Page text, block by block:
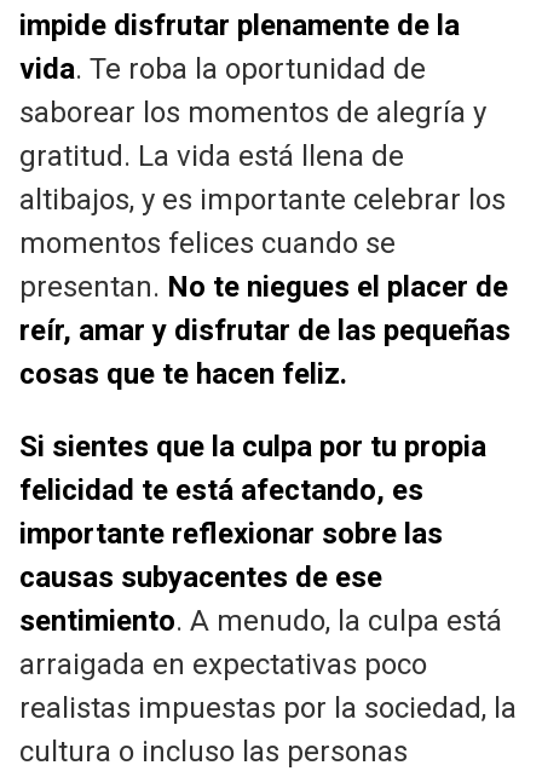
impide disfrutar plenamente de la
vida. Te roba la oportunidad de
saborear los momentos de alegría y
gratitud. La vida está llena de
altibajos, y es importante celebrar los
momentos felices cuando se
presentan. No te niegues el placer de
reír, amar y disfrutar de las pequeñas
cosas que te hacen feliz.
Si sientes que la culpa por tu propia
felicidad te está afectando, es
importante reflexionar sobre las
causas subyacentes de ese
sentimiento. A menudo, la culpa está
arraigada en expectativas poco
realistas impuestas por la sociedad, la
cultura o incluso las personas